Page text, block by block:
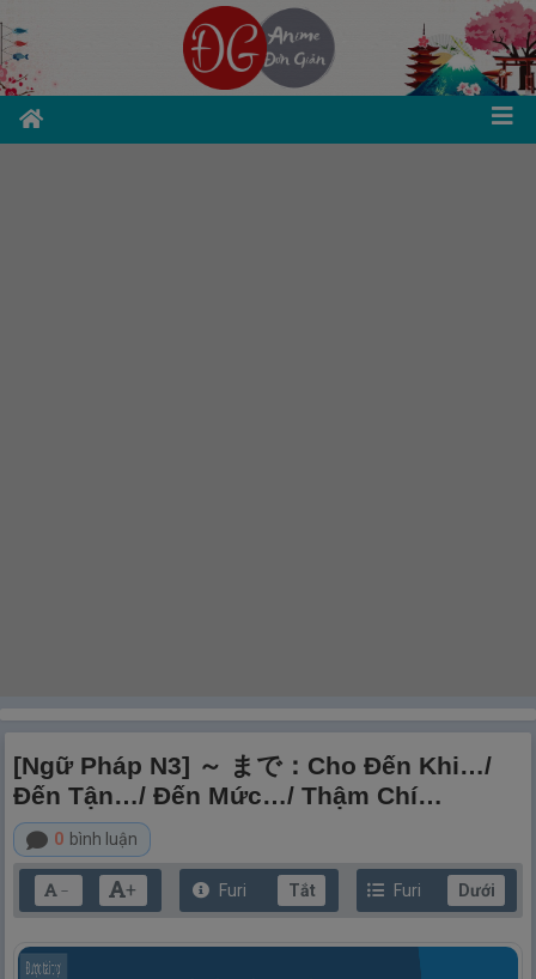
[Ngữ Pháp N3] ～ まで：Cho Đến Khi…/
Đến Tận…/ Đến Mức…/ Thậm Chí…
0 bình luận
－ + Furi Tắt Furi Dưới